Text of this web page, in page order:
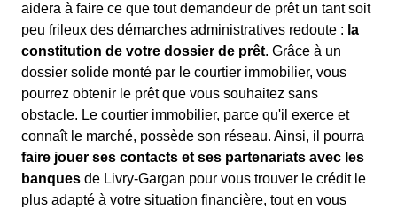
aidera à faire ce que tout demandeur de prêt un tant soit
peu frileux des démarches administratives redoute : la
constitution de votre dossier de prêt. Grâce à un
dossier solide monté par le courtier immobilier, vous
pourrez obtenir le prêt que vous souhaitez sans
obstacle. Le courtier immobilier, parce qu'il exerce et
connaît le marché, possède son réseau. Ainsi, il pourra
faire jouer ses contacts et ses partenariats avec les
banques de Livry-Gargan pour vous trouver le crédit le
plus adapté à votre situation financière, tout en vous